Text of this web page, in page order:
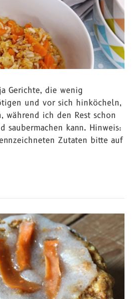
Gerichte, die wenig
und vor sich hinköcheln,
während ich den Rest schon
saubermachen kann. Hinweis:
Zutaten bitte auf